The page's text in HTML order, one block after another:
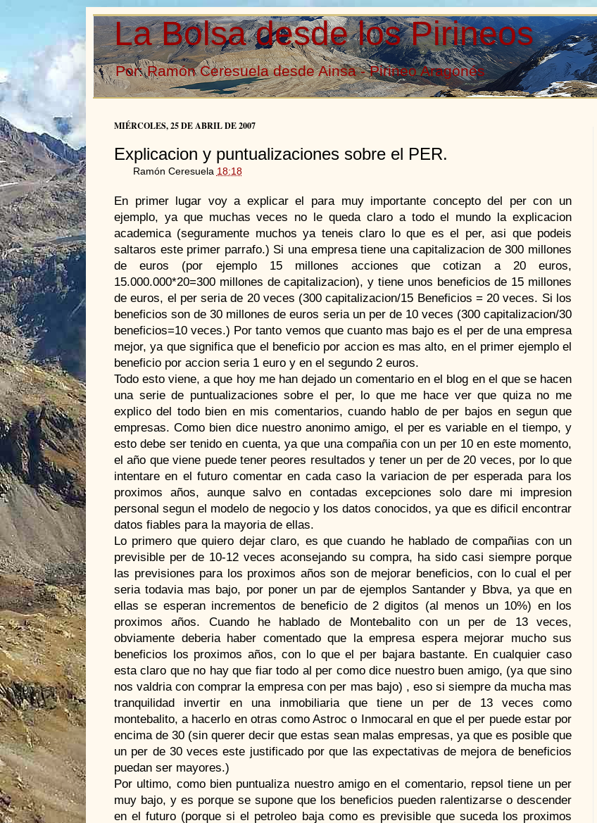
La Bolsa desde los Pirineos
Por: Ramón Ceresuela desde Ainsa - Pirineo Aragonés
MIÉRCOLES, 25 DE ABRIL DE 2007
Explicacion y puntualizaciones sobre el PER.
Ramón Ceresuela 18:18
En primer lugar voy a explicar el para muy importante concepto del per con un
ejemplo, ya que muchas veces no le queda claro a todo el mundo la explicacion
academica (seguramente muchos ya teneis claro lo que es el per, asi que podeis
saltaros este primer parrafo.) Si una empresa tiene una capitalizacion de 300 millones
de euros (por ejemplo 15 millones acciones que cotizan a 20 euros,
15.000.000*20=300 millones de capitalizacion), y tiene unos beneficios de 15 millones
de euros, el per seria de 20 veces (300 capitalizacion/15 Beneficios = 20 veces. Si los
beneficios son de 30 millones de euros seria un per de 10 veces (300 capitalizacion/30
beneficios=10 veces.) Por tanto vemos que cuanto mas bajo es el per de una empresa
mejor, ya que significa que el beneficio por accion es mas alto, en el primer ejemplo el
beneficio por accion seria 1 euro y en el segundo 2 euros.
Todo esto viene, a que hoy me han dejado un comentario en el blog en el que se hacen
una serie de puntualizaciones sobre el per, lo que me hace ver que quiza no me
explico del todo bien en mis comentarios, cuando hablo de per bajos en segun que
empresas. Como bien dice nuestro anonimo amigo, el per es variable en el tiempo, y
esto debe ser tenido en cuenta, ya que una compañia con un per 10 en este momento,
el año que viene puede tener peores resultados y tener un per de 20 veces, por lo que
intentare en el futuro comentar en cada caso la variacion de per esperada para los
proximos años, aunque salvo en contadas excepciones solo dare mi impresion
personal segun el modelo de negocio y los datos conocidos, ya que es dificil encontrar
datos fiables para la mayoria de ellas.
Lo primero que quiero dejar claro, es que cuando he hablado de compañias con un
previsible per de 10-12 veces aconsejando su compra, ha sido casi siempre porque
las previsiones para los proximos años son de mejorar beneficios, con lo cual el per
seria todavia mas bajo, por poner un par de ejemplos Santander y Bbva, ya que en
ellas se esperan incrementos de beneficio de 2 digitos (al menos un 10%) en los
proximos años. Cuando he hablado de Montebalito con un per de 13 veces,
obviamente deberia haber comentado que la empresa espera mejorar mucho sus
beneficios los proximos años, con lo que el per bajara bastante. En cualquier caso
esta claro que no hay que fiar todo al per como dice nuestro buen amigo, (ya que sino
nos valdria con comprar la empresa con per mas bajo) , eso si siempre da mucha mas
tranquilidad invertir en una inmobiliaria que tiene un per de 13 veces como
montebalito, a hacerlo en otras como Astroc o Inmocaral en que el per puede estar por
encima de 30 (sin querer decir que estas sean malas empresas, ya que es posible que
un per de 30 veces este justificado por que las expectativas de mejora de beneficios
puedan ser mayores.)
Por ultimo, como bien puntualiza nuestro amigo en el comentario, repsol tiene un per
muy bajo, y es porque se supone que los beneficios pueden ralentizarse o descender
en el futuro (porque si el petroleo baja como es previsible que suceda los proximos